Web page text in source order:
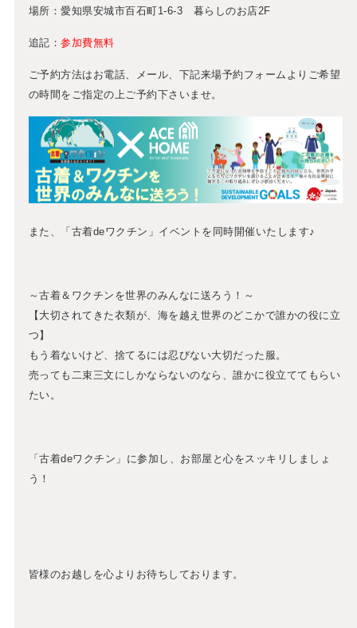
場所：愛知県安城市百石町1-6-3 暮らしのお店2F
追記：参加費無料
ご予約方法はお電話、メール、下記来場予約フォームよりご希望
の時間をご指定の上ご予約下さいませ。
また、「古着deワクチン」イベントを同時開催いたします♪
～古着＆ワクチンを世界のみんなに送ろう！～
【大切されてきた衣類が、海を越え世界のどこかで誰かの役に立
つ】
もう着ないけど、捨てるには忍びない大切だった服。
売っても二束三文にしかならないのなら、誰かに役立ててもらい
たい。
「古着deワクチン」に参加し、お部屋と心をスッキリしましょ
う！
皆様のお越しを心よりお待ちしております。